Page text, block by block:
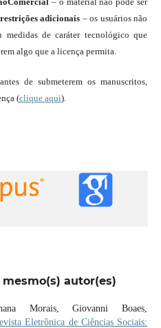
adicionais – os usuários não
de caráter tecnológico que
algo que a licença permita.
de submeterem os manuscritos,
(clique aqui).
autor(es)
Morais, Giovanni Boaes,
Eletrônica de Ciências Sociais: